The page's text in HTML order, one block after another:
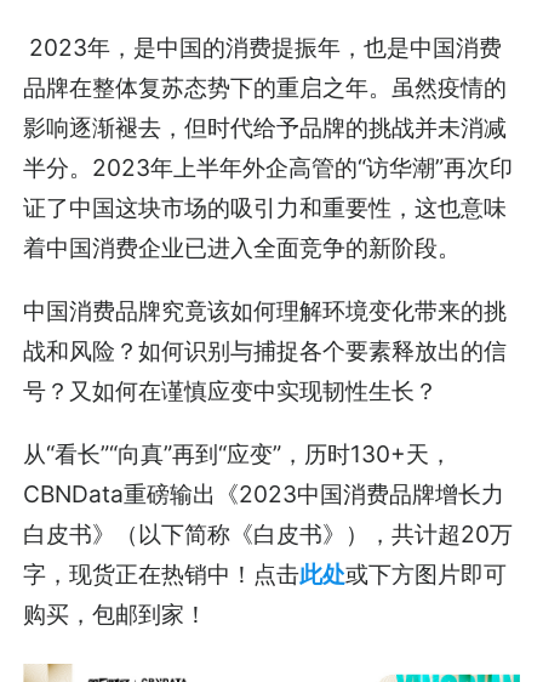
2023年，是中国的消费提振年，也是中国消费
品牌在整体复苏态势下的重启之年。虽然疫情的
影响逐渐褪去，但时代给予品牌的挑战并未消减
半分。2023年上半年外企高管的“访华潮”再次印
证了中国这块市场的吸引力和重要性，这也意味
着中国消费企业已进入全面竞争的新阶段。
中国消费品牌究竟该如何理解环境变化带来的挑
战和风险？如何识别与捕捉各个要素释放出的信
号？又如何在谨慎应变中实现韧性生长？
从“看长”“向真”再到“应变”，历时130+天，
CBNData重磅输出《2023中国消费品牌增长力
白皮书》（以下简称《白皮书》），共计超20万
字，现货正在热销中！点击此处或下方图片即可
购买，包邮到家！